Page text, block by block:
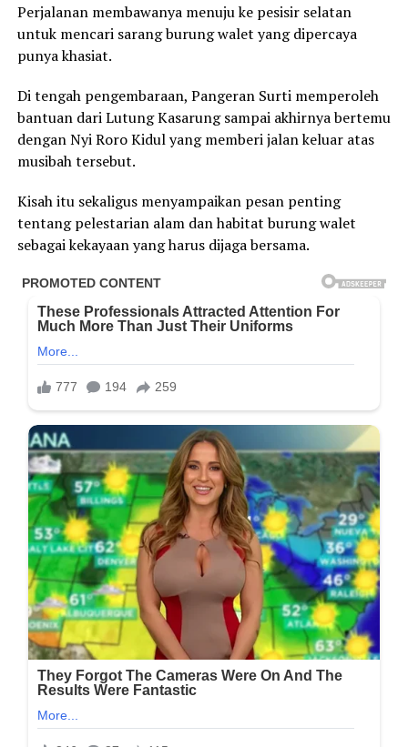
Perjalanan membawanya menuju ke pesisir selatan
untuk mencari sarang burung walet yang dipercaya
punya khasiat.
Di tengah pengembaraan, Pangeran Surti memperoleh
bantuan dari Lutung Kasarung sampai akhirnya bertemu
dengan Nyi Roro Kidul yang memberi jalan keluar atas
musibah tersebut.
Kisah itu sekaligus menyampaikan pesan penting
tentang pelestarian alam dan habitat burung walet
sebagai kekayaan yang harus dijaga bersama.